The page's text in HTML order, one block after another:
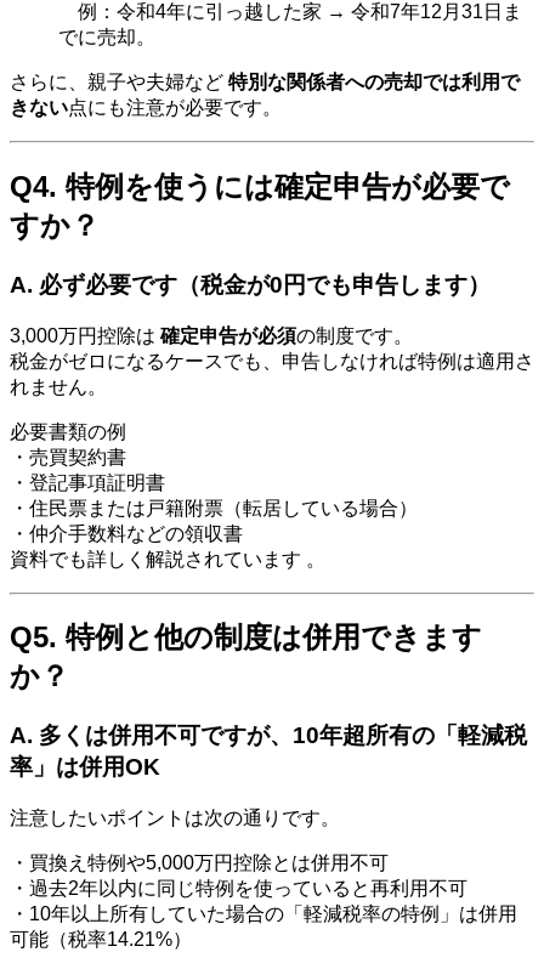
例：令和4年に引っ越した家 → 令和7年12月31日ま
でに売却。
さらに、親子や夫婦など 特別な関係者への売却では利用で
きない点にも注意が必要です。
Q4. 特例を使うには確定申告が必要で
すか？
A. 必ず必要です（税金が0円でも申告します）
3,000万円控除は 確定申告が必須の制度です。
税金がゼロになるケースでも、申告しなければ特例は適用さ
れません。
必要書類の例
・売買契約書
・登記事項証明書
・住民票または戸籍附票（転居している場合）
・仲介手数料などの領収書
資料でも詳しく解説されています 。
Q5. 特例と他の制度は併用できます
か？
A. 多くは併用不可ですが、10年超所有の「軽減税
率」は併用OK
注意したいポイントは次の通りです。
・買換え特例や5,000万円控除とは併用不可
・過去2年以内に同じ特例を使っていると再利用不可
・10年以上所有していた場合の「軽減税率の特例」は併用
可能（税率14.21%）